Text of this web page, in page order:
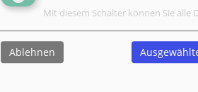
Mit diesem Schalter können Sie alle
Ablehnen